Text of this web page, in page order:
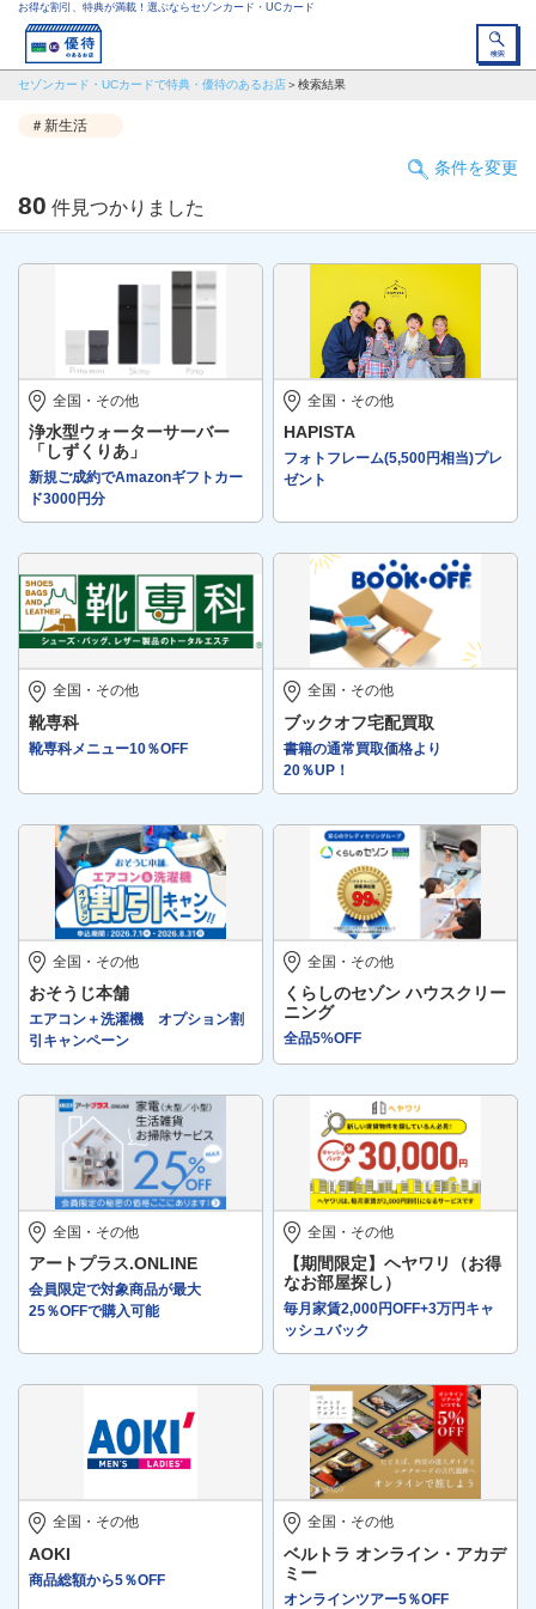
お得な割引、特典が満載！選ぶならセゾンカード・UCカード
セゾンカード・UCカードで特典・優待のあるお店 検索結果
＃新生活
条件を変更
80 件見つかりました
全国・その他
浄水型ウォーターサーバー
「しずくりあ」
新規ご成約でAmazonギフトカー
ド3000円分
全国・その他
HAPISTA
フォトフレーム(5,500円相当)プレ
ゼント
全国・その他
靴専科
靴専科メニュー10％OFF
全国・その他
ブックオフ宅配買取
書籍の通常買取価格より
20％UP！
全国・その他
おそうじ本舗
エアコン＋洗濯機 オプション割
引キャンペーン
全国・その他
くらしのセゾン ハウスクリー
ニング
全品5%OFF
全国・その他
アートプラス.ONLINE
会員限定で対象商品が最大
25％OFFで購入可能
全国・その他
【期間限定】ヘヤワリ（お得
なお部屋探し）
毎月家賃2,000円OFF+3万円キャ
ッシュバック
全国・その他
AOKI
商品総額から5％OFF
全国・その他
ベルトラ オンライン・アカデ
ミー
オンラインツアー5％OFF